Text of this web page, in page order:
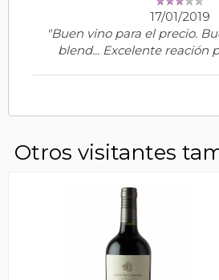
17/01/2019
"Buen vino para el precio.
blend... Excelente reación
Otros visitantes